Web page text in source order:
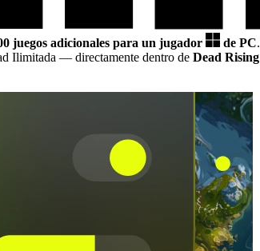
juegos adicionales para un jugador de PC.
Ilimitada — directamente dentro de Dead Rising